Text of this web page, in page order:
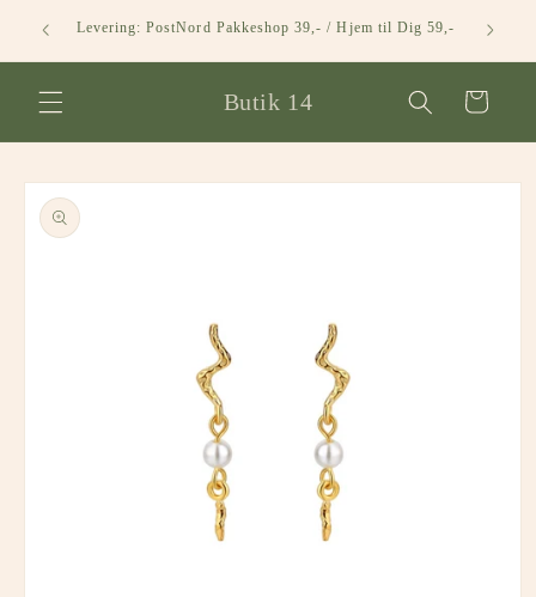
Gå til
indhold
Levering: PostNord Pakkeshop 39,- / Hjem til Dig 59,-
Butik 14 Indkøbskurv